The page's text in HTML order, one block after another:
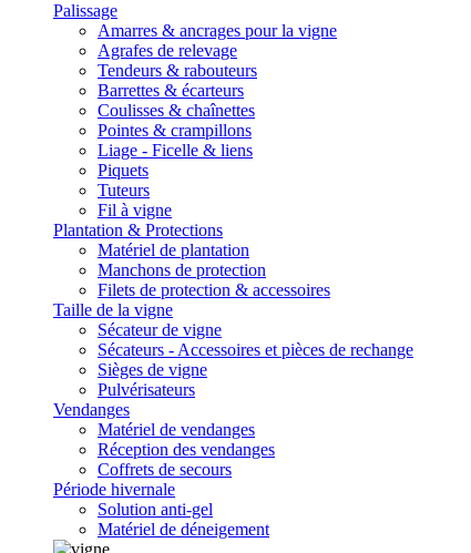
Palissage
Amarres & ancrages pour la vigne
Agrafes de relevage
Tendeurs & rabouteurs
Barrettes & écarteurs
Coulisses & chaînettes
Pointes & crampillons
Liage - Ficelle & liens
Piquets
Tuteurs
Fil à vigne
Plantation & Protections
Matériel de plantation
Manchons de protection
Filets de protection & accessoires
Taille de la vigne
Sécateur de vigne
Sécateurs - Accessoires et pièces de rechange
Sièges de vigne
Pulvérisateurs
Vendanges
Matériel de vendanges
Réception des vendanges
Coffrets de secours
Période hivernale
Solution anti-gel
Matériel de déneigement